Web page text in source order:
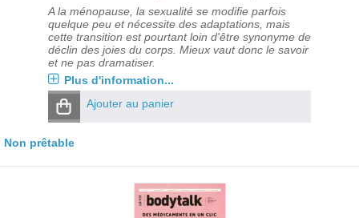
A la ménopause, la sexualité se modifie parfois
quelque peu et nécessite des adaptations, mais
cette transition est pourtant loin d'être synonyme de
déclin des joies du corps. Mieux vaut donc le savoir
et ne pas dramatiser.
Plus d'information...
Ajouter au panier
Non prêtable